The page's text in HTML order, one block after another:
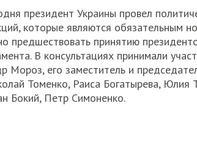
президент Украины провел
которые являются обязательным
предшествовать принятию
В консультациях принимали
Мороз, его заместитель и
Томенко, Раиса Богатырева, Юлия
Бокий, Петр Симоненко.